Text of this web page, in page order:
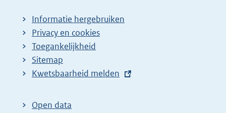
Informatie hergebruiken
Privacy en cookies
Toegankelijkheid
Sitemap
E
t
Kwetsbaarheid melden
Open data